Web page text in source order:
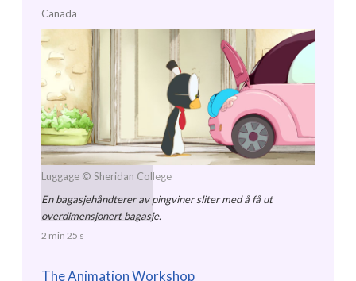
Canada
Luggage © Sheridan College
En bagasjehåndterer av pingviner sliter med å få ut
overdimensjonert bagasje.
2 min 25 s
The Animation Workshop